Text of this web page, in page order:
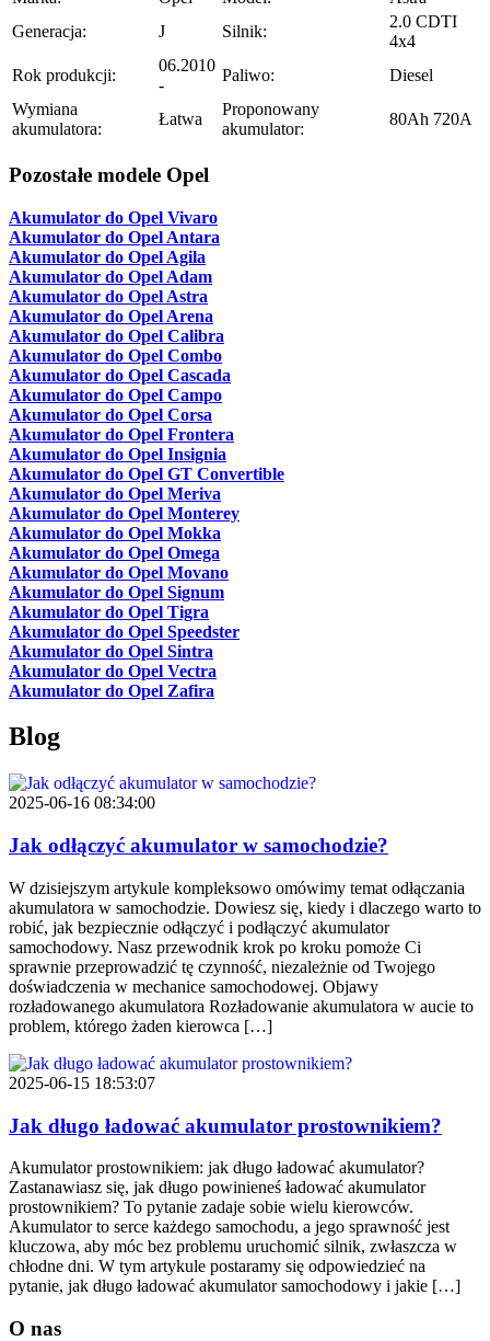
Generacja:
J Silnik:
2.0 CDTI
4x4
Rok produkcji:
06.2010
-
Paliwo:
Diesel
Wymiana
akumulatora:
Łatwa
Proponowany
akumulator:
80Ah 720A
Pozostałe modele Opel
Akumulator do Opel Vivaro
Akumulator do Opel Antara
Akumulator do Opel Agila
Akumulator do Opel Adam
Akumulator do Opel Astra
Akumulator do Opel Arena
Akumulator do Opel Calibra
Akumulator do Opel Combo
Akumulator do Opel Cascada
Akumulator do Opel Campo
Akumulator do Opel Corsa
Akumulator do Opel Frontera
Akumulator do Opel Insignia
Akumulator do Opel GT Convertible
Akumulator do Opel Meriva
Akumulator do Opel Monterey
Akumulator do Opel Mokka
Akumulator do Opel Omega
Akumulator do Opel Movano
Akumulator do Opel Signum
Akumulator do Opel Tigra
Akumulator do Opel Speedster
Akumulator do Opel Sintra
Akumulator do Opel Vectra
Akumulator do Opel Zafira
Blog
2025-06-16 08:34:00
Jak odłączyć akumulator w samochodzie?
W dzisiejszym artykule kompleksowo omówimy temat odłączania
akumulatora w samochodzie. Dowiesz się, kiedy i dlaczego warto to
robić, jak bezpiecznie odłączyć i podłączyć akumulator
samochodowy. Nasz przewodnik krok po kroku pomoże Ci
sprawnie przeprowadzić tę czynność, niezależnie od Twojego
doświadczenia w mechanice samochodowej. Objawy
rozładowanego akumulatora Rozładowanie akumulatora w aucie to
problem, którego żaden kierowca […]
2025-06-15 18:53:07
Jak długo ładować akumulator prostownikiem?
Akumulator prostownikiem: jak długo ładować akumulator?
Zastanawiasz się, jak długo powinieneś ładować akumulator
prostownikiem? To pytanie zadaje sobie wielu kierowców.
Akumulator to serce każdego samochodu, a jego sprawność jest
kluczowa, aby móc bez problemu uruchomić silnik, zwłaszcza w
chłodne dni. W tym artykule postaramy się odpowiedzieć na
pytanie, jak długo ładować akumulator samochodowy i jakie […]
O nas